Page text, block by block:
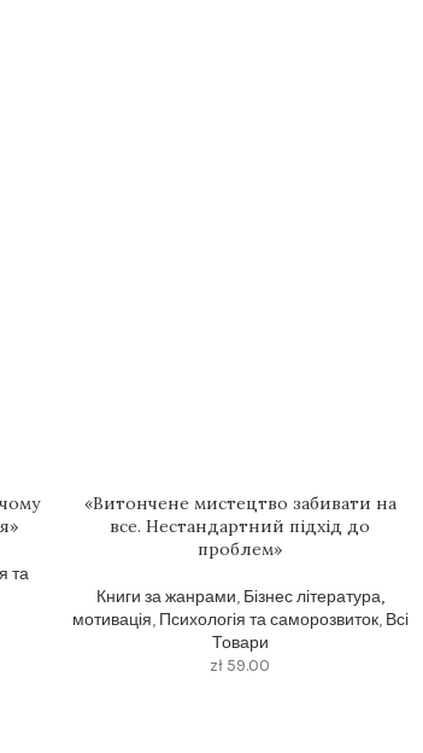
та
«Витончене мистецтво забивати на
все. Нестандартний підхід до
проблем»
Книги за жанрами, Бізнес література,
мотивація, Психологія та саморозвиток, Всі
Товари
zł 59.00